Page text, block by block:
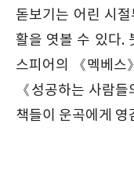
돋보기는 어린 시
활을 엿볼 수 있다.
스피어의 《멕베스
《성공하는 사람
책들이 운곡에게